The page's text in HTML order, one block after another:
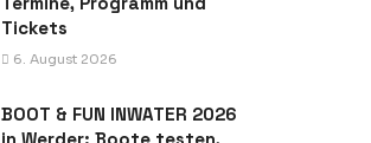
Tickets
6. August 2026
BOOT & FUN INWATER 2026
in Werder: Boote testen,